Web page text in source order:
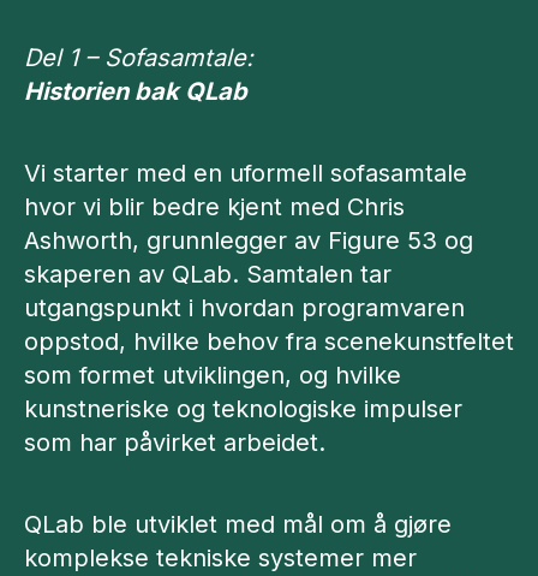
Del 1 – Sofasamtale:
Historien bak QLab
Vi starter med en uformell sofasamtale
hvor vi blir bedre kjent med Chris
Ashworth, grunnlegger av Figure 53 og
skaperen av QLab. Samtalen tar
utgangspunkt i hvordan programvaren
oppstod, hvilke behov fra scenekunstfeltet
som formet utviklingen, og hvilke
kunstneriske og teknologiske impulser
som har påvirket arbeidet.
QLab ble utviklet med mål om å gjøre
komplekse tekniske systemer mer